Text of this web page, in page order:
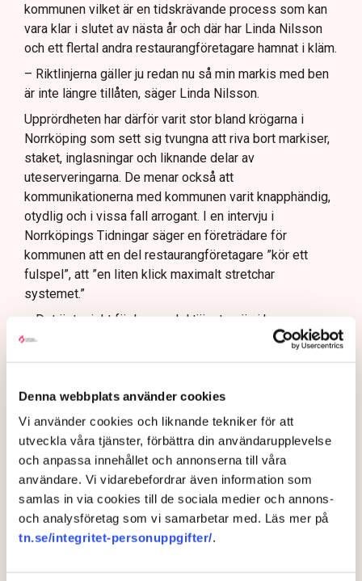
Denna webbplats använder cookies
Vi använder cookies och liknande tekniker för att
utveckla våra tjänster, förbättra din användarupplevelse
och anpassa innehållet och annonserna till våra
användare. Vi vidarebefordrar även information som
samlas in via cookies till de sociala medier och annons-
och analysföretag som vi samarbetar med. Läs mer på
tn.se/integritet-personuppgifter/.
kommunen vilket är en tidskrävande process som kan
vara klar i slutet av nästa år och där har Linda Nilsson
och ett flertal andra restaurangföretagare hamnat i kläm.
– Riktlinjerna gäller ju redan nu så min markis med ben
är inte längre tillåten, säger Linda Nilsson.
Upprördheten har därför varit stor bland krögarna i
Norrköping som sett sig tvungna att riva bort markiser,
staket, inglasningar och liknande delar av
uteserveringarna. De menar också att
kommunikationerna med kommunen varit knapphändig,
otydlig och i vissa fall arrogant. I en intervju i
Norrköpings Tidningar säger en företrädare för
kommunen att en del restaurangföretagare ”kör ett
fulspel”, att ”en liten klick maximalt stretchar
systemet.”
– Det är typiskt för hur en del tjänstemän i kommunen
ser på oss, säger Linda Nilsson och hänvisar till
plats 253 av landets 290 kommuner. (Se artikel nedan)
Hade markisen varit frihängande
hade det inte varit något problem
Restaurang Linda Kula har nu ställt in hela
uteserveringsprojektet för i år. Serveringstillstånd finns
visserligen – om markisen tas bort – annars inget
tillstånd för uteservering.